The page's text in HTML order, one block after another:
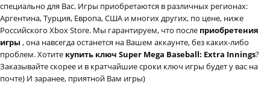
специально для Вас. Игры приобретаются в различных регионах:
Аргентина, Турция, Европа, США и многих других, по цене, ниже
Российского Xbox Store. Мы гарантируем, что после приобретения
игры , она навсегда останется на Вашем аккаунте, без каких-либо
проблем. Хотите купить ключ Super Mega Baseball: Extra Innings?
Заказывайте скорее и в кратчайшие сроки ключ игры будет у вас на
почте) И заранее, приятной Вам игры)